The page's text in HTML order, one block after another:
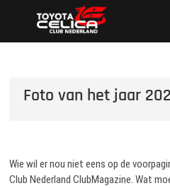
Foto van het jaar
Wie wil er nou niet eens op de
Club Nederland ClubMagazine. Wat